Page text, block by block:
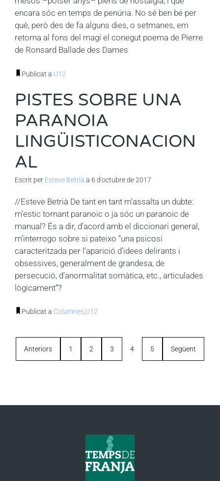
encara sóc en temps de penúria. No sé ben bé per
què, però des de fa alguns dies, o setmanes, em
retorna al fons del magí el conegut poema de Pierre
de Ronsard Ballade des Dames
Publicat a U12
PISTES SOBRE UNA
PARANOIA
LINGÜISTICONACION
AL
Escrit per Esteve Betrià a 6 d'octubre de 2017
//Esteve Betrià De tant en tant m’assalta un dubte:
m’estic tornant paranoic o ja sóc un paranoic de
manual? És a dir, d’acord amb el diccionari general,
m’interrogo sobre si pateixo “una psicosi
caracteritzada per l’aparició d’idees delirants i
obsessives, generalment de grandesa, de
persecució, d’anormalitat somàtica, etc., articulades
lògicament”?
Publicat a Columnes U12
Anteriors 1 2 3 4 5 Següent